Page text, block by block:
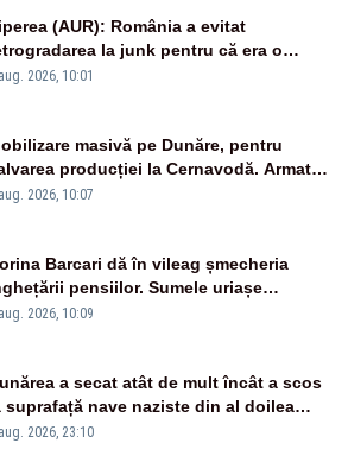
(AUR): România a evitat
la junk pentru că era o
pentru bănci și fondurile de
2026, 10:01
masivă pe Dunăre, pentru
producției la Cernavodă. Armata
detona o stâncă și va devia apa
2026, 10:07
Barcari dă în vileag șmecheria
pensiilor. Sumele uriașe
de fiecare român
2026, 10:09
a secat atât de mult încât a scos
suprafață nave naziste din al doilea
mondial
2026, 23:10